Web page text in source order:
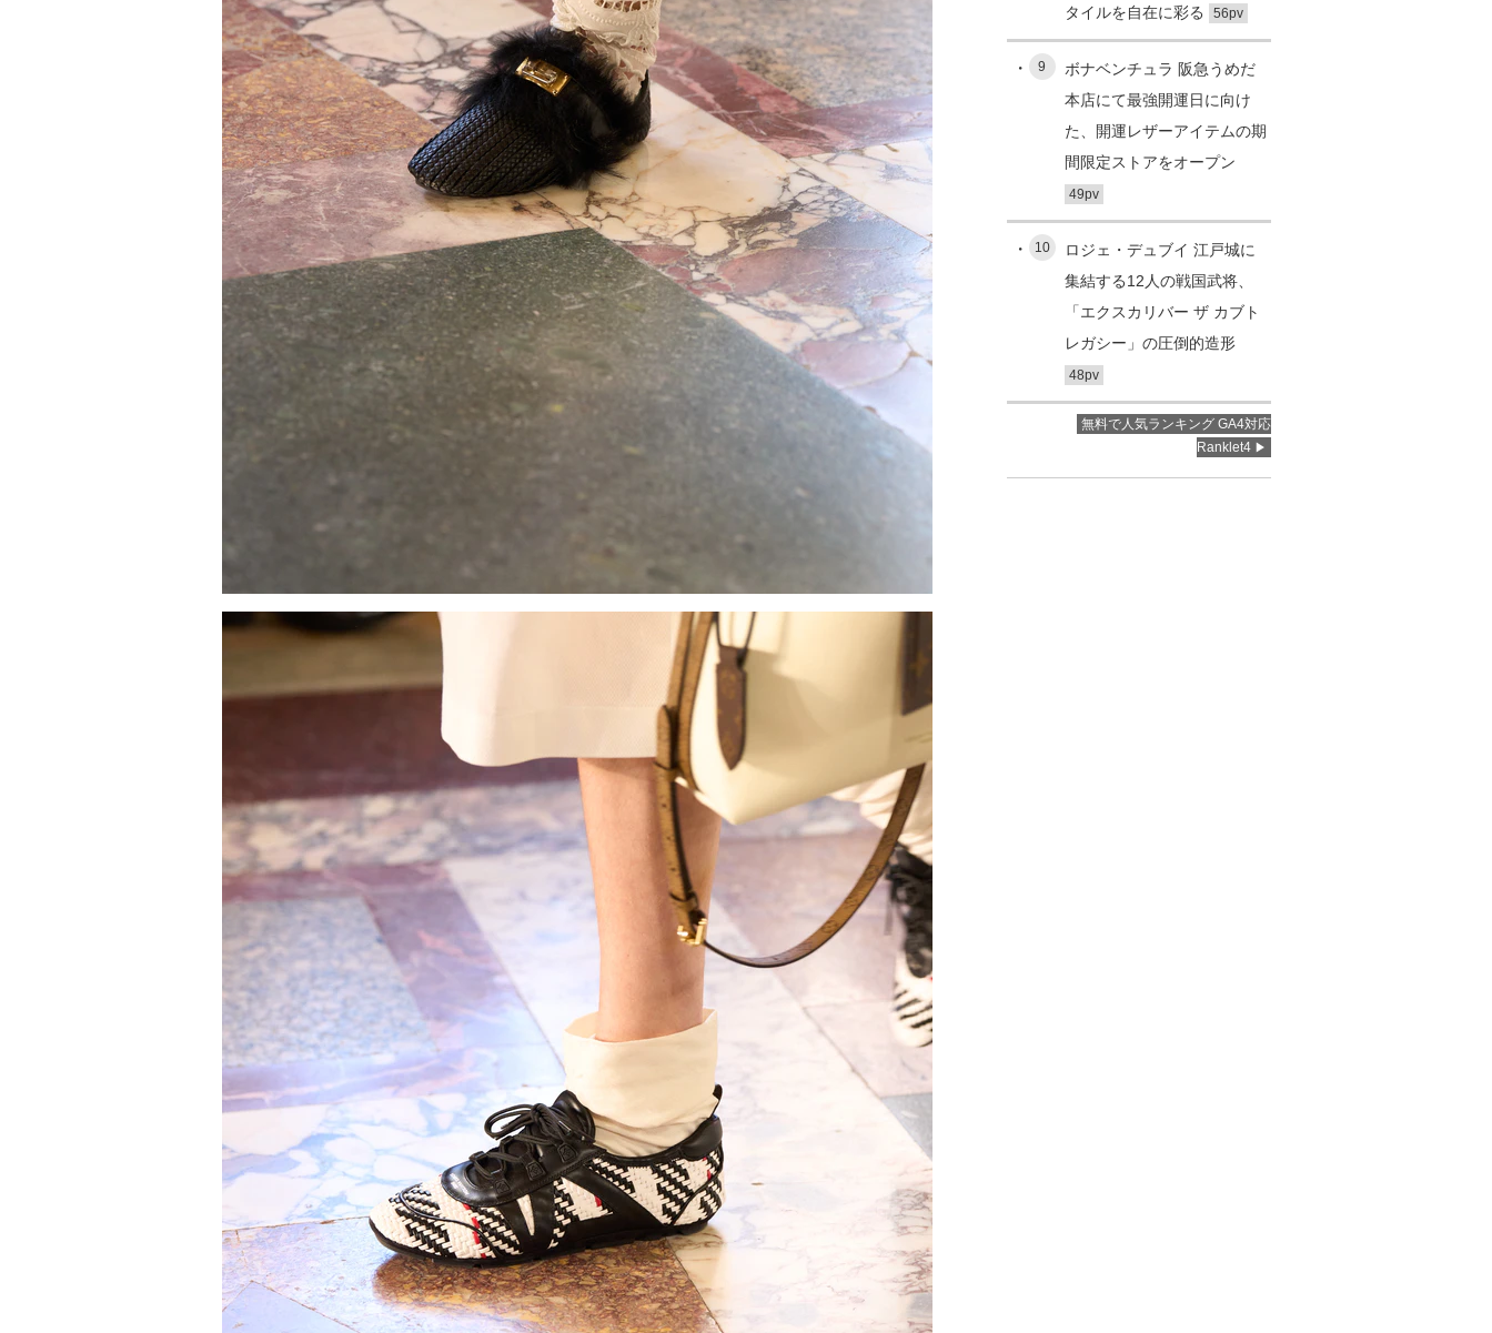
タイルを自在に彩る
56pv
9
ボナベンチュラ 阪急うめだ
本店にて最強開運日に向け
た、開運レザーアイテムの期
間限定ストアをオープン
49pv
10
ロジェ・デュブイ 江戸城に
集結する12人の戦国武将、
「エクスカリバー ザ カブト
レガシー」の圧倒的造形
48pv
無料で人気ランキング GA4対応
Ranklet4